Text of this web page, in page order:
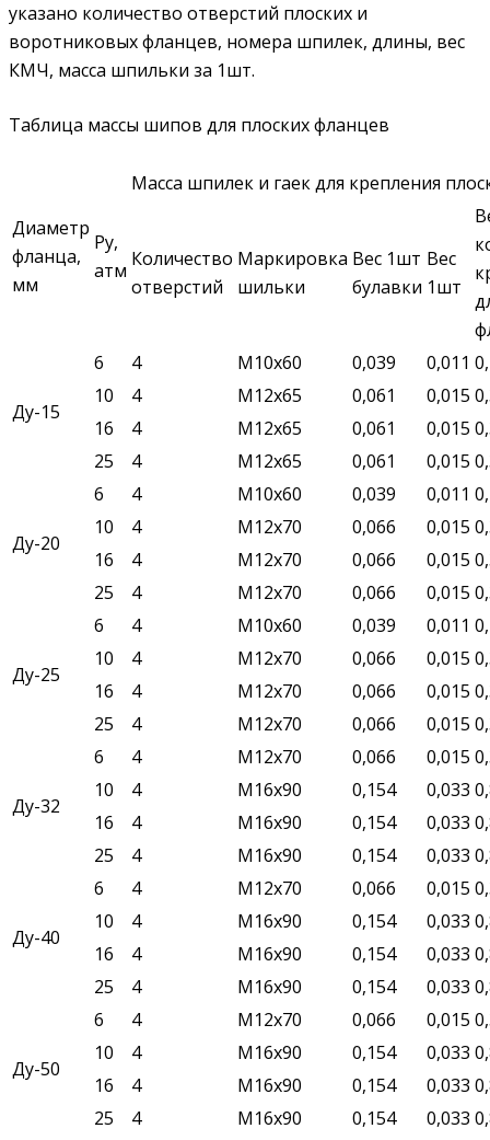
указано количество отверстий плоских и
воротниковых фланцев, номера шпилек, длины, вес
КМЧ, масса шпильки за 1шт.
Таблица массы шипов для плоских фланцев
Диаметр
фланца,
мм
Ру,
атм
Масса шпилек и гаек для крепления
Количество
отверстий
Маркировка
шильки
Вес 1шт
булавки
Вес
1шт
Ду-15
6 4 М10х60 0,039 0,011
10
4 М12х65 0,061 0,015
16
4 М12х65 0,061 0,015
25
4 М12х65 0,061 0,015
Ду-20
6 4 М10х60 0,039 0,011
10
4 М12х70 0,066 0,015
16
4 М12х70 0,066 0,015
25
4 М12х70 0,066 0,015
Ду-25
6 4 М10х60 0,039 0,011
10
4 М12х70 0,066 0,015
16
4 М12х70 0,066 0,015
25
4 М12х70 0,066 0,015
Ду-32
6 4 М12х70 0,066 0,015
10
4 М16х90 0,154 0,033
16
4 М16х90 0,154 0,033
25
4 М16х90 0,154 0,033
Ду-40
6 4 М12х70 0,066 0,015
10
4 М16х90 0,154 0,033
16
4 М16х90 0,154 0,033
25
4 М16х90 0,154 0,033
Ду-50
6 4 М12х70 0,066 0,015
10
4 М16х90 0,154 0,033
16
4 М16х90 0,154 0,033
25
4 М16х90 0,154 0,033